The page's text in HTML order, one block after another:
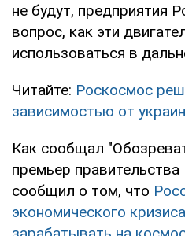
не будут, предприятия
вопрос, как эти
использоваться в
Читайте: Роскосмос
зависимостью от
Как сообщал
премьер
сообщил о том, что
экономического